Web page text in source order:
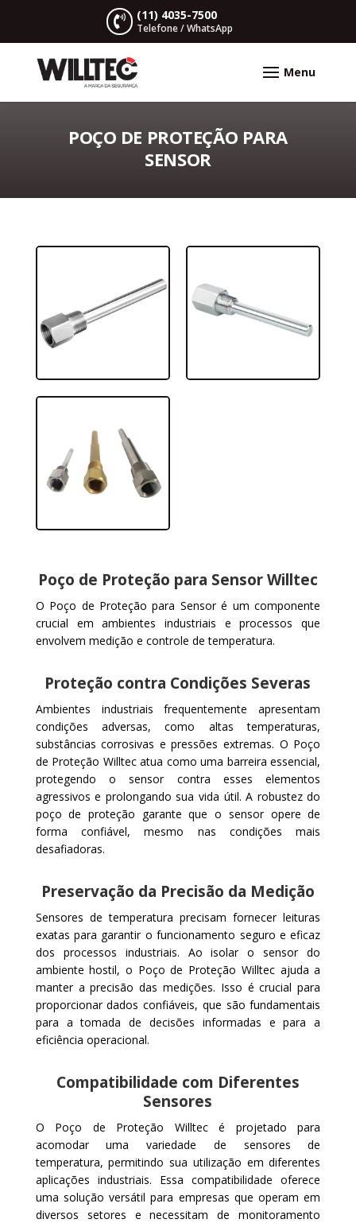
 (11) 4035-7500
Telefone / WhatsApp
POÇO DE PROTEÇÃO PARA
SENSOR
Poço de Proteção para Sensor Willtec
O Poço de Proteção para Sensor é um componente
crucial em ambientes industriais e processos que
envolvem medição e controle de temperatura.
Proteção contra Condições Severas
Ambientes industriais frequentemente apresentam
condições adversas, como altas temperaturas,
substâncias corrosivas e pressões extremas. O Poço
de Proteção Willtec atua como uma barreira essencial,
protegendo o sensor contra esses elementos
agressivos e prolongando sua vida útil. A robustez do
poço de proteção garante que o sensor opere de
forma confiável, mesmo nas condições mais
desafiadoras.
Preservação da Precisão da Medição
Sensores de temperatura precisam fornecer leituras
exatas para garantir o funcionamento seguro e eficaz
dos processos industriais. Ao isolar o sensor do
ambiente hostil, o Poço de Proteção Willtec ajuda a
manter a precisão das medições. Isso é crucial para
proporcionar dados confiáveis, que são fundamentais
para a tomada de decisões informadas e para a
eficiência operacional.
Compatibilidade com Diferentes
Sensores
O Poço de Proteção Willtec é projetado para
acomodar uma variedade de sensores de
temperatura, permitindo sua utilização em diferentes
aplicações industriais. Essa compatibilidade oferece
uma solução versátil para empresas que operam em
diversos setores e necessitam de monitoramento